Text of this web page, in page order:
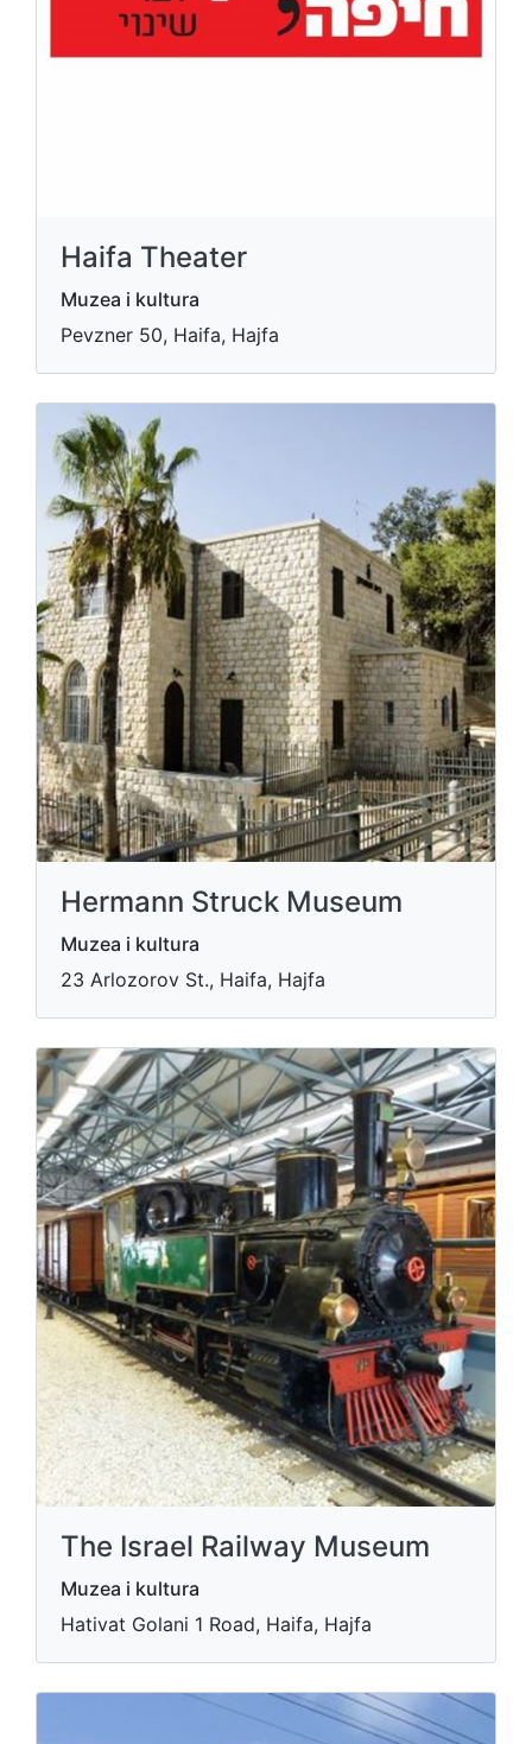
Haifa Theater
Muzea i kultura
Pevzner 50, Haifa, Hajfa
Hermann Struck Museum
Muzea i kultura
23 Arlozorov St., Haifa, Hajfa
The Israel Railway Museum
Muzea i kultura
Hativat Golani 1 Road, Haifa, Hajfa